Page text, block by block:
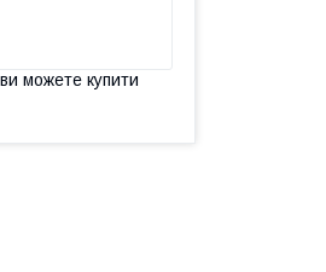
можете купити